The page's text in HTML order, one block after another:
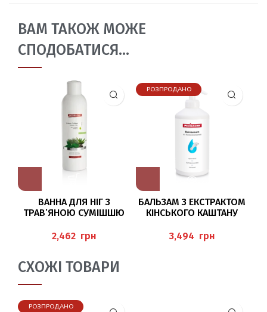
ВАМ ТАКОЖ МОЖЕ
СПОДОБАТИСЯ…
ВАННА ДЛЯ НІГ З
ТРАВ’ЯНОЮ СУМІШШЮ
RÄUTER-MIX) P
EDIBAEHR
грн
РОЗПРОДАНО
БАЛЬЗАМ З ЕКСТРАКТОМ
КІНСЬКОГО КАШТАНУ
(BEINBALSAM),
PEDIBAEHR
грн
СХОЖІ ТОВАРИ
РОЗПРОДАНО